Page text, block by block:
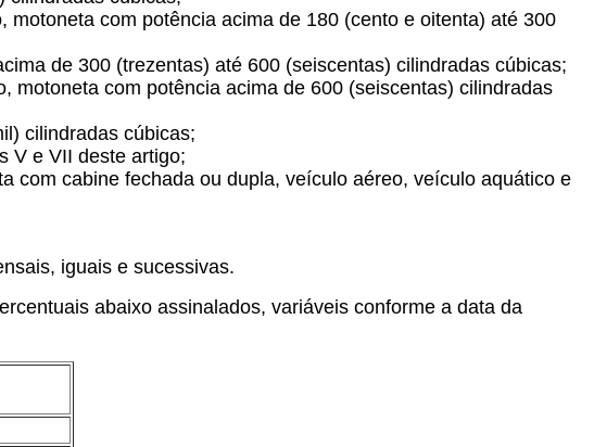
com potência acima de 180 (cento e oitenta) até 300
de 300 (trezentas) até 600 (seiscentas) cilindradas cúbicas;
motoneta com potência acima de 600 (seiscentas) cilindradas
cilindradas cúbicas;
V e VII deste artigo;
com cabine fechada ou dupla, veículo aéreo, veículo aquático e
iguais e sucessivas.
abaixo assinalados, variáveis conforme a data da